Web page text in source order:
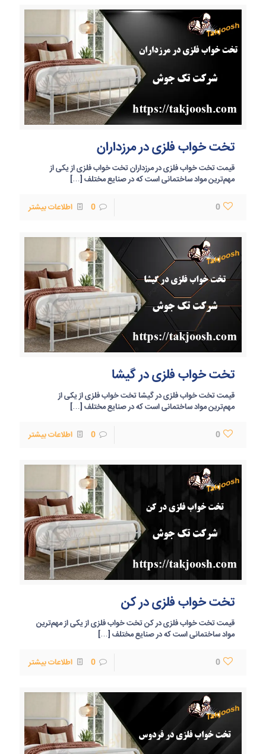
تخت خواب فلزی در مرزداران
قیمت تخت خواب فلزی در مرزداران تخت خواب فلزی از یکی از
مهم‌ترین مواد ساختمانی است که در صنایع مختلف […]
0
0 اطلاعات بیشتر
تخت خواب فلزی در گیشا
قیمت تخت خواب فلزی در گیشا تخت خواب فلزی از یکی از
مهم‌ترین مواد ساختمانی است که در صنایع مختلف […]
0
0 اطلاعات بیشتر
تخت خواب فلزی در کن
قیمت تخت خواب فلزی در کن تخت خواب فلزی از یکی از مهم‌ترین
مواد ساختمانی است که در صنایع مختلف […]
0
0 اطلاعات بیشتر